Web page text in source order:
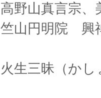
高野山真言宗
竺山円明院 興
火生三昧（か